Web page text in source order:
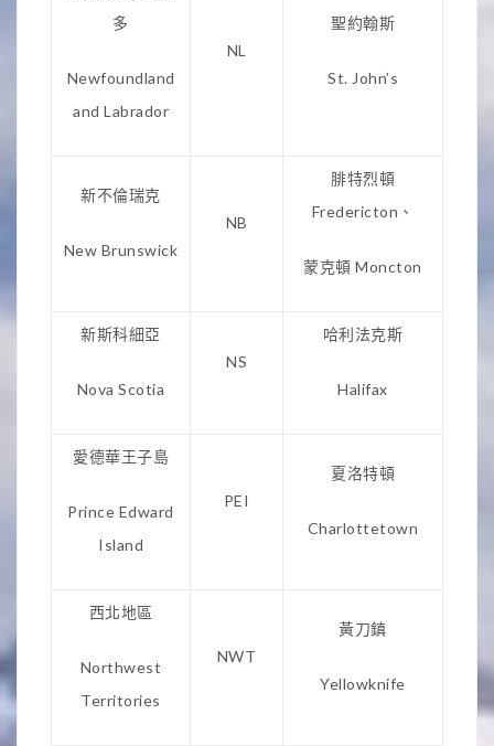
多
Newfoundland
and Labrador
NL
聖約翰斯
St. John’s
新不倫瑞克
New Brunswick
NB
腓特烈頓
Fredericton、
蒙克頓 Moncton
新斯科細亞
Nova Scotia
NS
哈利法克斯
Halifax
愛德華王子島
Prince Edward
Island
PEI
夏洛特頓
Charlottetown
西北地區
Northwest
Territories
NWT
黃刀鎮
Yellowknife